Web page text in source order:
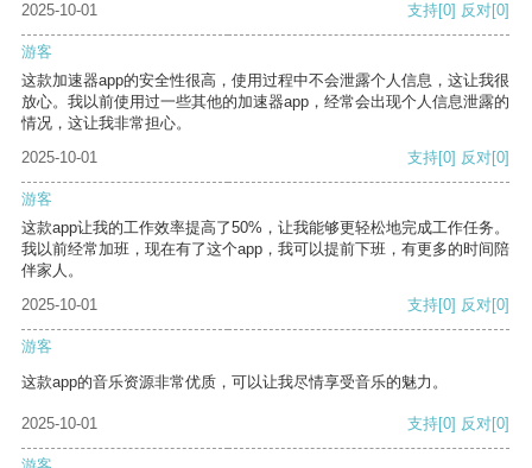
2025-10-01
支持[0] 反对[0]
游客
这款加速器app的安全性很高，使用过程中不会泄露个人信息，这让我很
放心。我以前使用过一些其他的加速器app，经常会出现个人信息泄露的
情况，这让我非常担心。
2025-10-01
支持[0] 反对[0]
游客
这款app让我的工作效率提高了50%，让我能够更轻松地完成工作任务。
我以前经常加班，现在有了这个app，我可以提前下班，有更多的时间陪
伴家人。
2025-10-01
支持[0] 反对[0]
游客
这款app的音乐资源非常优质，可以让我尽情享受音乐的魅力。
2025-10-01 支持[0] 反对[0]